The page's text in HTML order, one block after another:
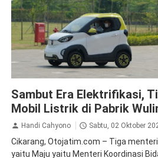
Sambut Era Elektrifikasi,
Mobil Listrik di Pabrik
Handi Cahyono Sabtu, 02 Oktober
Cikarang, Otojatim.com – Tiga
yaitu Maju yaitu Menteri Koordinasi